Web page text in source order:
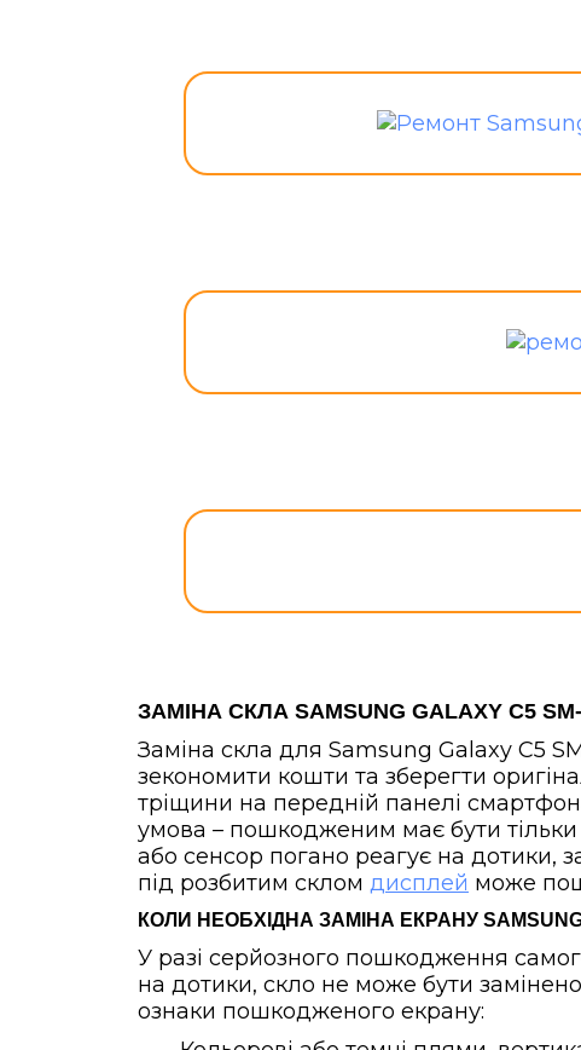
ЗАМІНА СКЛА SAMSUNG GALAXY C5
Заміна скла для Samsung Galaxy C5
зекономити кошти та зберегти
тріщини на передній панелі
умова – пошкодженим має бути
або сенсор погано реагує на дотики,
під розбитим склом дисплей може
КОЛИ НЕОБХІДНА ЗАМІНА ЕКРАНУ SAMSUNG
У разі серйозного пошкодження
на дотики, скло не може бути
ознаки пошкодженого екрану: